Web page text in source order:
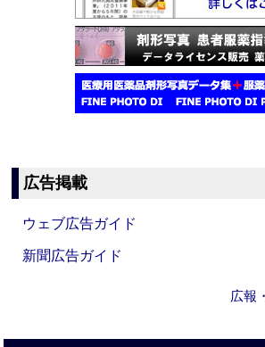
広告掲載
ウェブ広告ガイド
新聞広告ガイド
広報